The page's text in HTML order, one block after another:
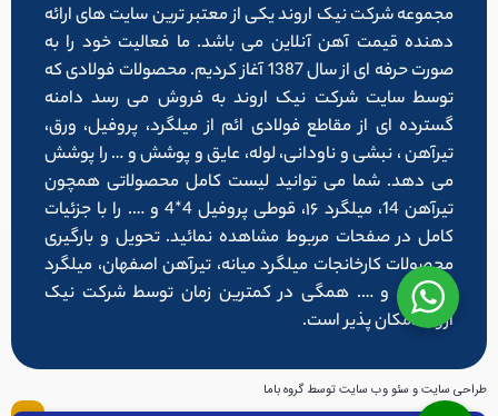
مجموعه شرکت نیک اروند یکی از معتبر ترین سایت های ارائه
دهنده قیمت آهن آنلاین می باشد. ما فعالیت خود را به
صورت حرفه ای از سال 1387 آغاز کردیم. محصولات فولادی که
توسط سایت شرکت نیک اروند به فروش می رسد دامنه
گسترده ای از مقاطع فولادی ائم از میلگرد، پروفیل، ورق،
تیرآهن ، نبشی و ناودانی، لوله، عایق و پوشش و … را پوشش
می دهد. شما می توانید لیست کامل محصولاتی همچون
تیرآهن 14، میلگرد ۱۶، قوطی پروفیل 4*4 و …. را با جزئیات
کامل در صفحات مربوط مشاهده نمائید. تحویل و بارگیری
محصولات کارخانجات میلگرد میانه، تیرآهن اصفهان، میلگرد
شاهرود و …. همگی در کمترین زمان توسط شرکت نیک
اروند امکان پذیر است.
طراحی سایت و سئو وب سایت توسط گروه باما